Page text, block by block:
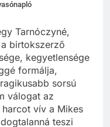
Tarnóczyné,
birtokszerző
kegyetlensége
formálja,
sorsú
válogat az
vív a Mikes
teszi